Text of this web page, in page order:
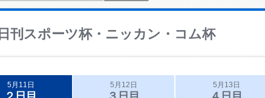
日刊スポーツ杯・ニッカン・コム杯
5月11日 5月12日 5月13日